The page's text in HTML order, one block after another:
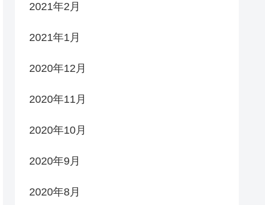
2021年2月
2021年1月
2020年12月
2020年11月
2020年10月
2020年9月
2020年8月